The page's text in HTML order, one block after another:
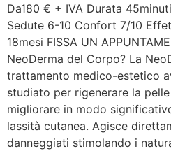
Da180 € + IVA Durata
Sedute 6-10 Confort 7/10
18mesi FISSA UN
NeoDerma del Corpo? La
trattamento medico-estetico
studiato per rigenerare la
migliorare in modo
lassità cutanea. Agisce
danneggiati stimolando i